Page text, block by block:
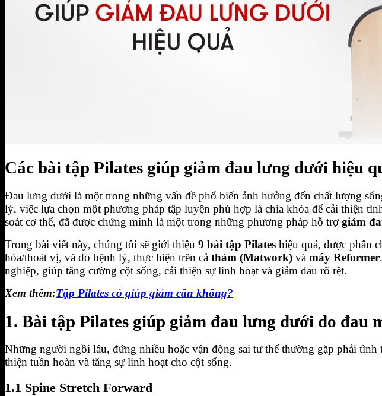
BIỂU MẪU HỢP ĐỒNG FOURT
Đăng Ký Tập Thử miễn phí
Các bài tập Pilates giúp giảm đau lưng dưới hiệu
Đau lưng dưới là một trong những vấn đề phổ biến ảnh hưởng đến chất lượng
lý, việc lựa chọn một phương pháp tập luyện phù hợp là chìa khóa để cải thiện
soát cơ thể, đã được chứng minh là một trong những phương pháp hỗ trợgiảm
Trong bài viết này, chúng tôi sẽ giới thiệu 9 bài tập Pilates hiệu quả, được phân
hóa/thoát vị, và do bệnh lý, thực hiện trên cả thảm (Matwork) và máy Reformer
nghiệp, giúp tăng cường cột sống, cải thiện sự linh hoạt và giảm đau rõ rệt.
Xem thêm:Tập Pilates có giúp giảm cân không?
1. Bài tập Pilates giúp giảm đau lưng dưới do đau
Những người ngồi lâu, đứng nhiều hoặc vận động sai tư thế thường gặp phải
thiện tuần hoàn và tăng sự linh hoạt cho cột sống.
1.1 Spine Stretch Forward